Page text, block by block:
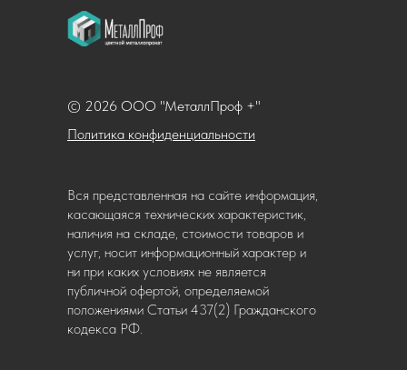
Политика конфиденциальности
© 2026 ООО "МеталлПроф +"
Вся представленная на сайте информация,
касающаяся технических характеристик,
наличия на складе, стоимости товаров и
услуг, носит информационный характер и
ни при каких условиях не является
публичной офертой, определяемой
положениями Статьи 437(2) Гражданского
кодекса РФ.